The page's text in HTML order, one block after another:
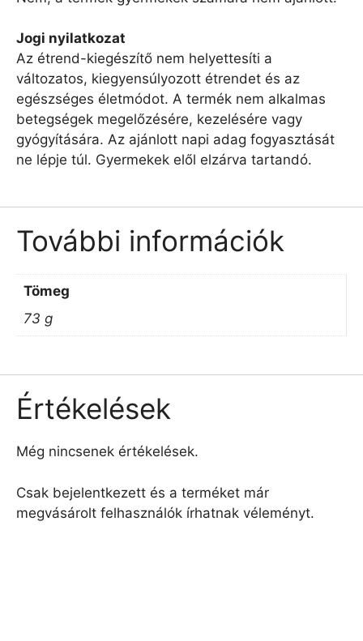
Jogi nyilatkozat
Az étrend-kiegészítő nem helyettesíti a
változatos, kiegyensúlyozott étrendet és az
egészséges életmódot. A termék nem alkalmas
betegségek megelőzésére, kezelésére vagy
gyógyítására. Az ajánlott napi adag fogyasztását
ne lépje túl. Gyermekek elől elzárva tartandó.
További információk
Tömeg
73 g
Értékelések
Még nincsenek értékelések.
Csak bejelentkezett és a terméket már
megvásárolt felhasználók írhatnak véleményt.